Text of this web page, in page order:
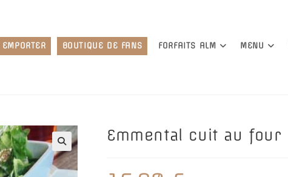
BOUTIQUE DE FANS FORFAITS ALM MENU
🔍
Emmental cuit au four